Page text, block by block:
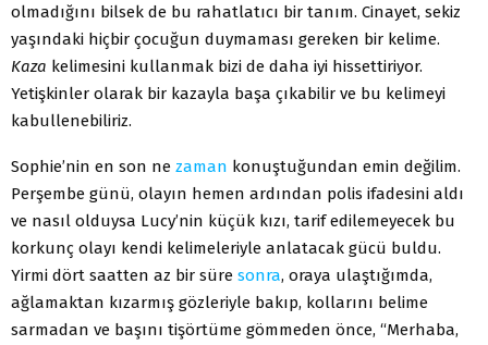
olmadığını bilsek de bu rahatlatıcı bir tanım. Cinayet, sekiz
yaşındaki hiçbir çocuğun duymaması gereken bir kelime.
Kaza kelimesini kullanmak bizi de daha iyi hissettiriyor.
Yetişkinler olarak bir kazayla başa çıkabilir ve bu kelimeyi
kabullenebiliriz.
Sophie’nin en son ne zaman konuştuğundan emin değilim.
Perşembe günü, olayın hemen ardından polis ifadesini aldı
ve nasıl olduysa Lucy’nin küçük kızı, tarif edilemeyecek bu
korkunç olayı kendi kelimeleriyle anlatacak gücü buldu.
Yirmi dört saatten az bir süre sonra, oraya ulaştığımda,
ağlamaktan kızarmış gözleriyle bakıp, kollarını belime
sarmadan ve başını tişörtüme gömmeden önce, “Merhaba,